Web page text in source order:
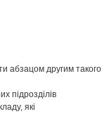
абзацом другим такого
підрозділів
які